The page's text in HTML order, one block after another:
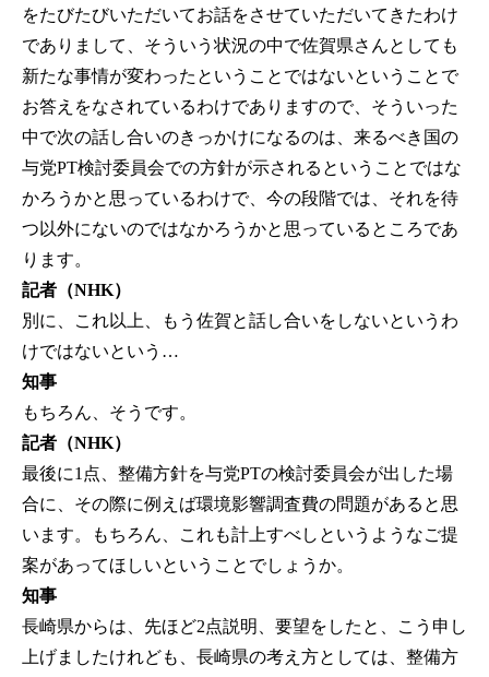
をたびたびいただいてお話をさせていただいてきたわけ
でありまして、そういう状況の中で佐賀県さんとしても
新たな事情が変わったということではないということで
お答えをなされているわけでありますので、そういった
中で次の話し合いのきっかけになるのは、来るべき国の
与党PT検討委員会での方針が示されるということではな
かろうかと思っているわけで、今の段階では、それを待
つ以外にないのではなかろうかと思っているところであ
ります。
記者（NHK）
別に、これ以上、もう佐賀と話し合いをしないというわ
けではないという…
知事
もちろん、そうです。
記者（NHK）
最後に1点、整備方針を与党PTの検討委員会が出した場
合に、その際に例えば環境影響調査費の問題があると思
います。もちろん、これも計上すべしというようなご提
案があってほしいということでしょうか。
知事
長崎県からは、先ほど2点説明、要望をしたと、こう申し
上げましたけれども、長崎県の考え方としては、整備方